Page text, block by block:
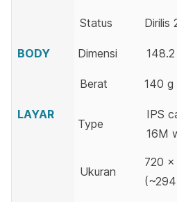
Status Dirilis
BODY Dimensi
Berat 140 g
LAYAR
Type
IPS
16M
Ukuran
720 x